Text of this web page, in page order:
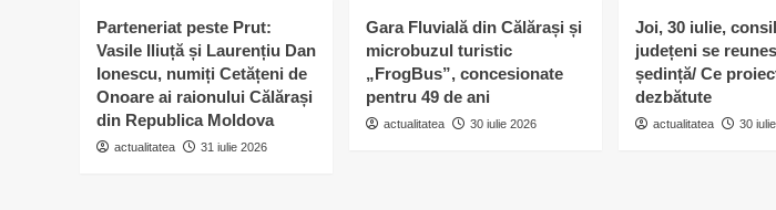
Parteneriat peste Prut:
Vasile Iliuță și Laurențiu Dan
Ionescu, numiți Cetățeni de
Onoare ai raionului Călărași
din Republica Moldova
actualitatea 31 iulie 2026
Gara Fluvială din Călărași și
microbuzul turistic
„FrogBus”, concesionate
pentru 49 de ani
actualitatea 30 iulie 2026
Joi, 30 iulie,
județeni se
ședință/ Ce
dezbătute
actualitatea 30